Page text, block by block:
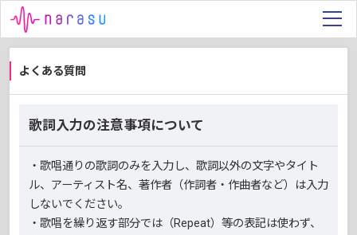
よくある質問
歌詞入力の注意事項について
・歌唱通りの歌詞のみを入力し、歌詞以外の文字やタイト
ル、アーティスト名、著作者（作詞者・作曲者など）は入力
しないでください。
・歌唱を繰り返す部分では（Repeat）等の表記は使わず、